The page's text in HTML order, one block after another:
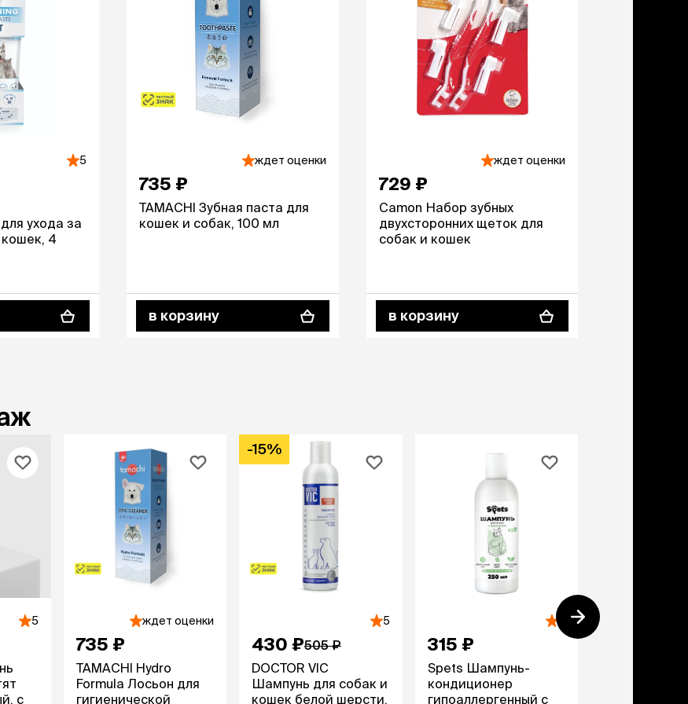
5
ухода за
4
ждет оценки
735 ₽
TAMACHI Зубная паста для
кошек и собак, 100 мл
в корзину
ждет оценки
729 ₽
Camon Набор зубных
двухсторонних щеток для
собак и кошек
в корзину
5
с
ждет оценки
735 ₽
TAMACHI Hydro
Formula Лосьон для
гигиенической
-15%
5
430 ₽505 ₽
DOCTOR VIC
Шампунь для собак и
кошек белой шерсти,
315 ₽
Spets Шампунь-
кондиционер
гипоаллергенный с